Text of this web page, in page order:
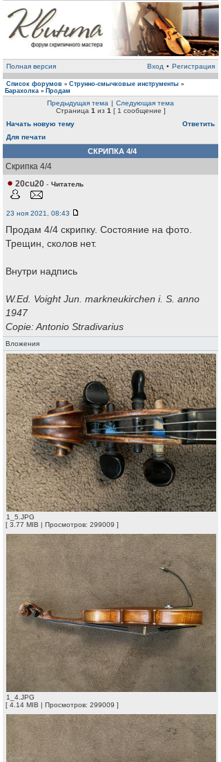
Полная версия Вход • Регистрация
Список форумов » Струнно-смычковые инструменты »
Барахолка » Продам
Предыдущая тема | Следующая тема
Страница 1 из 1 [ 1 сообщение ]
Начать новую тему
Ответить
Для печати
СКРИПКА 4/4
Скрипка 4/4
20cu20 - Читатель
23 ноя 2021, 08:43
Продам 4/4 скрипку. Состояние на фото.
Трещин, сколов нет.
Внутри надпись
W.Ed. Voight Jun. markneukirchen i. S. anno
1947
Copie: Antonio Stradivarius
Вложения
1_5.JPG
[ 3.77 MIB | Просмотров: 299009 ]
1_4.JPG
[ 4.14 MIB | Просмотров: 299009 ]